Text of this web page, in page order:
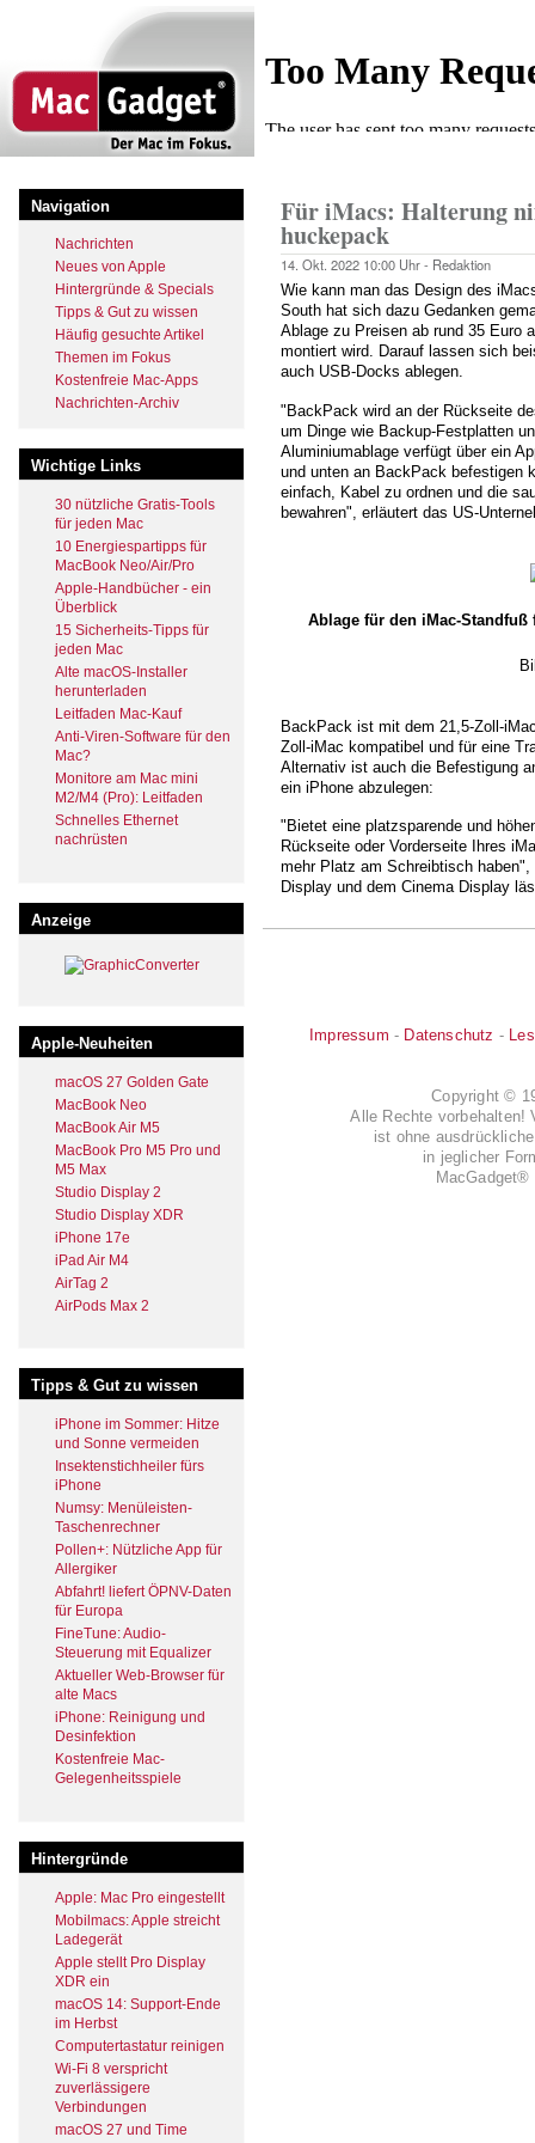
Inhalt
Navigation
Nachrichten
Neues von Apple
Hintergründe & Specials
Tipps & Gut zu wissen
Häufig gesuchte Artikel
Themen im Fokus
Kostenfreie Mac-Apps
Nachrichten-Archiv
Wichtige Links
30 nützliche Gratis-Tools
für jeden Mac
10 Energiespartipps für
MacBook Neo/Air/Pro
Apple-Handbücher - ein
Überblick
15 Sicherheits-Tipps für
jeden Mac
Alte macOS-Installer
herunterladen
Leitfaden Mac-Kauf
Anti-Viren-Software für den
Mac?
Monitore am Mac mini
M2/M4 (Pro): Leitfaden
Schnelles Ethernet
nachrüsten
Anzeige
Apple-Neuheiten
macOS 27 Golden Gate
MacBook Neo
MacBook Air M5
MacBook Pro M5 Pro und
M5 Max
Studio Display 2
Studio Display XDR
iPhone 17e
iPad Air M4
AirTag 2
AirPods Max 2
Tipps & Gut zu wissen
iPhone im Sommer: Hitze
und Sonne vermeiden
Insektenstichheiler fürs
iPhone
Numsy: Menüleisten-
Taschenrechner
Pollen+: Nützliche App für
Allergiker
Abfahrt! liefert ÖPNV-Daten
für Europa
FineTune: Audio-
Steuerung mit Equalizer
Aktueller Web-Browser für
alte Macs
iPhone: Reinigung und
Desinfektion
Kostenfreie Mac-
Gelegenheitsspiele
Hintergründe
Apple: Mac Pro eingestellt
Mobilmacs: Apple streicht
Ladegerät
Apple stellt Pro Display
XDR ein
macOS 14: Support-Ende
im Herbst
Computertastatur reinigen
Wi-Fi 8 verspricht
zuverlässigere
Verbindungen
macOS 27 und Time
Für iMacs: Halterung
huckepack
14. Okt. 2022 10:00 Uhr - Redaktion
Wie kann man das Design des
South hat sich dazu Gedanken
Ablage zu Preisen ab rund 35 Euro
montiert wird. Darauf lassen sich
auch USB-Docks ablegen.
"BackPack wird an der Rückseite
um Dinge wie Backup-Festplatten
Aluminiumablage verfügt über ein
und unten an BackPack befestigen
einfach, Kabel zu ordnen und die
bewahren", erläutert das US-
Ablage für den iMac-Standfuß
BackPack ist mit dem 21,5-Zoll-
Zoll-iMac kompatibel und für eine
Alternativ ist auch die Befestigung
ein iPhone abzulegen:
"Bietet eine platzsparende und
Rückseite oder Vorderseite Ihres
mehr Platz am Schreibtisch
Display und dem Cinema Display
Impressum - Datenschutz -
Copyright ©
Alle Rechte vorbehalten!
ist ohne
in jeglicher
MacGadget®